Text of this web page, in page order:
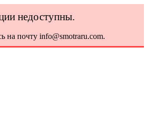
недоступны.
на почту info@smotraru.com.